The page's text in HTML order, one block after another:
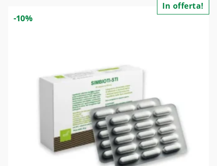
In offerta!
-10%